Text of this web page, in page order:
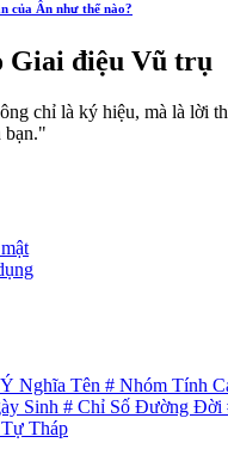
của Ân như thế nào?
Giai điệu Vũ trụ
chỉ là ký hiệu, mà là lời
bạn."
Nghĩa Tên # Nhóm Tính
Sinh # Chỉ Số Đường Đời
Tháp